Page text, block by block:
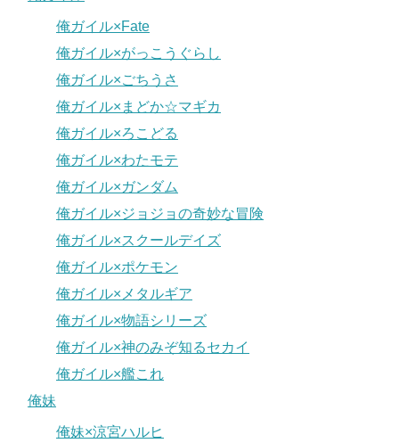
俺ガイル×Fate
俺ガイル×がっこうぐらし
俺ガイル×ごちうさ
俺ガイル×まどか☆マギカ
俺ガイル×ろこどる
俺ガイル×わたモテ
俺ガイル×ガンダム
俺ガイル×ジョジョの奇妙な冒険
俺ガイル×スクールデイズ
俺ガイル×ポケモン
俺ガイル×メタルギア
俺ガイル×物語シリーズ
俺ガイル×神のみぞ知るセカイ
俺ガイル×艦これ
俺妹
俺妹×涼宮ハルヒ